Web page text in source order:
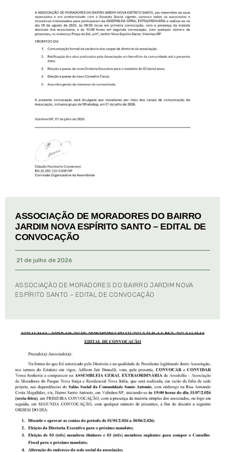
ASSOCIAÇÃO DE MORADORES DO BAIRRO
JARDIM NOVA ESPÍRITO SANTO – EDITAL DE
CONVOCAÇÃO
21 de julho de 2026
ASSOCIAÇÃO DE MORADORES DO BAIRRO JARDIM NOVA
ESPÍRITO SANTO – EDITAL DE CONVOCAÇÃO